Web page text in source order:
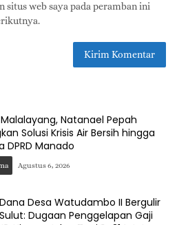
situs web saya pada peramban ini
Natanael Pepah
Solusi Krisis Air Bersih hingga
DPRD Manado
Agustus 6, 2026
Desa Watudambo II Bergulir
Dugaan Penggelapan Gaji